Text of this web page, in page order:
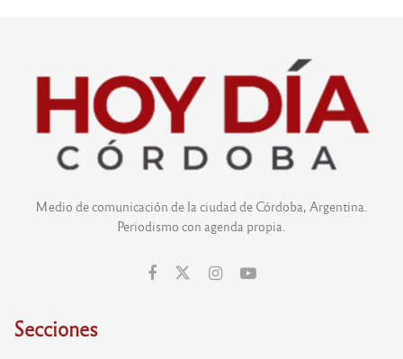
Medio de comunicación de la ciudad de Córdoba, Argentina.
Periodismo con agenda propia.
Secciones